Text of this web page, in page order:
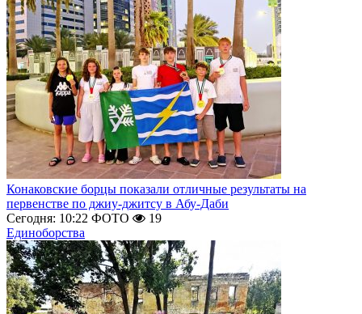
Конаковские борцы показали отличные результаты на
первенстве по джиу-джитсу в Абу-Даби
Сегодня: 10:22 ФОТО
19
Единоборства